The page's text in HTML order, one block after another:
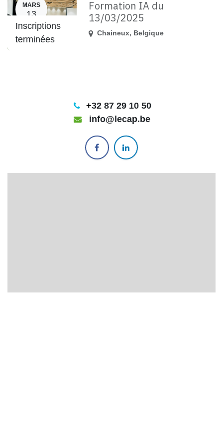
MARS
13
Inscriptions
terminées
Formation IA du
13/03/2025
Chaineux, Belgique
+32 87 29 10 50
info@lecap.be